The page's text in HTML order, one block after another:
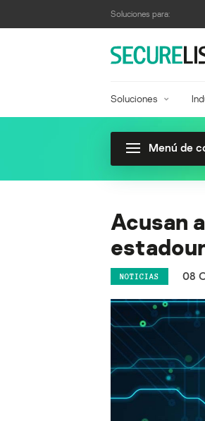
Soluciones para:
Soluciones
Menú de
Acusan
NOTICIAS 08